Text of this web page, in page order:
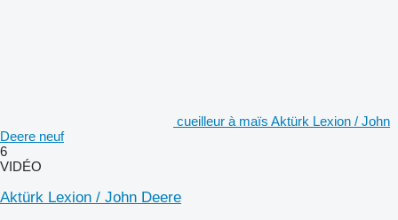
cueilleur à maïs Aktürk Lexion / John
Deere neuf
6
VIDÉO
Aktürk Lexion / John Deere